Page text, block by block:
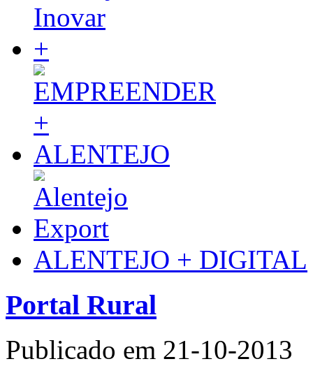
ALENTEJO + DIGITAL
Portal Rural
Publicado em 21-10-2013